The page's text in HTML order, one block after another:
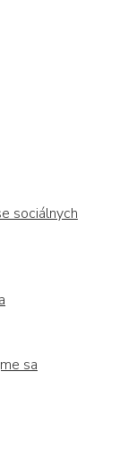
sociálnych
sa